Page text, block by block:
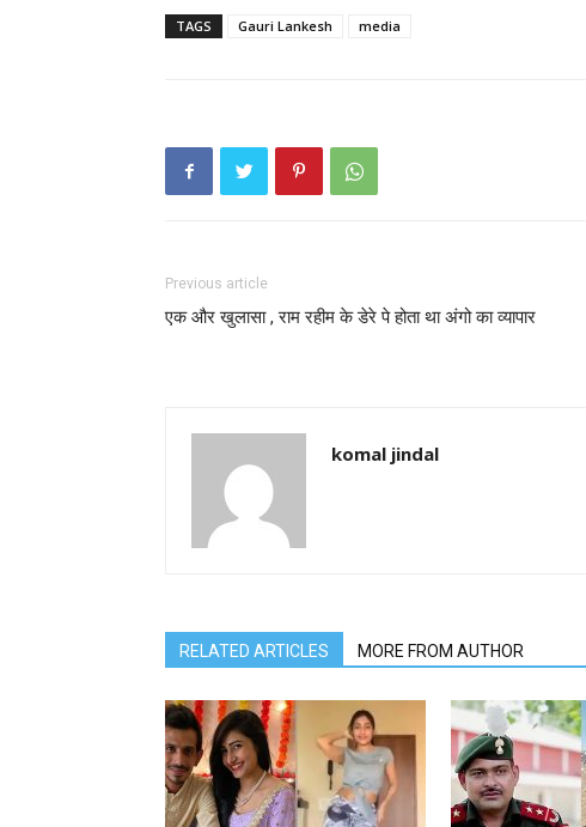
TAGS Gauri Lankesh media
Previous article
एक और खुलासा , राम रहीम के डेरे पे होता था अंगो का व्यापार
komal jindal
RELATED ARTICLES MORE FROM AUTHOR